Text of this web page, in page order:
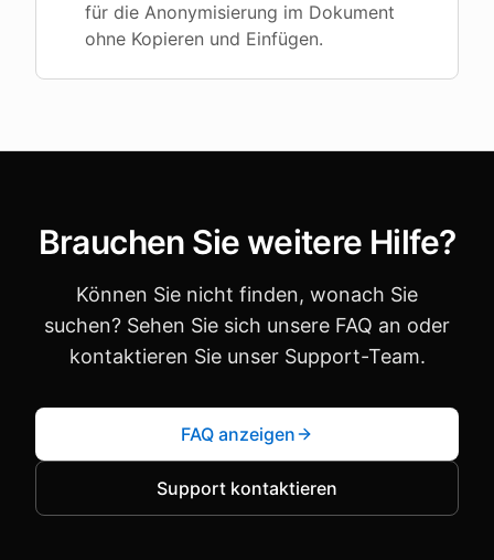
für die Anonymisierung im Dokument
ohne Kopieren und Einfügen.
Brauchen Sie weitere Hilfe?
Können Sie nicht finden, wonach Sie
suchen? Sehen Sie sich unsere FAQ an oder
kontaktieren Sie unser Support-Team.
FAQ anzeigen
Support kontaktieren